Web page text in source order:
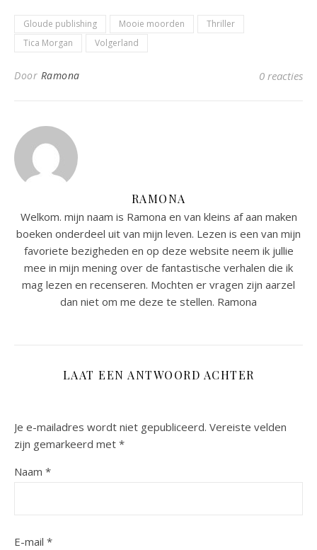
Gloude publishing Mooie moorden
Thriller
Tica Morgan
Volgerland
Door Ramona 0 reacties
RAMONA
Welkom. mijn naam is Ramona en van kleins af aan maken
boeken onderdeel uit van mijn leven. Lezen is een van mijn
favoriete bezigheden en op deze website neem ik jullie
mee in mijn mening over de fantastische verhalen die ik
mag lezen en recenseren. Mochten er vragen zijn aarzel
dan niet om me deze te stellen. Ramona
LAAT EEN ANTWOORD ACHTER
Je e-mailadres wordt niet gepubliceerd. Vereiste velden
zijn gemarkeerd met *
Naam *
E-mail *